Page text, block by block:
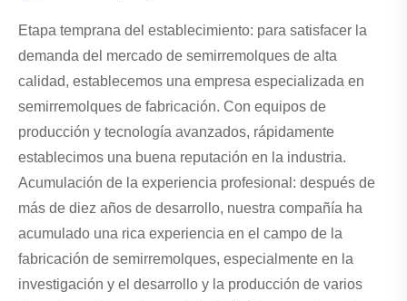
Etapa temprana del establecimiento: para satisfacer la
demanda del mercado de semirremolques de alta
calidad, establecemos una empresa especializada en
semirremolques de fabricación. Con equipos de
producción y tecnología avanzados, rápidamente
establecimos una buena reputación en la industria.
Acumulación de la experiencia profesional: después de
más de diez años de desarrollo, nuestra compañía ha
acumulado una rica experiencia en el campo de la
fabricación de semirremolques, especialmente en la
investigación y el desarrollo y la producción de varios